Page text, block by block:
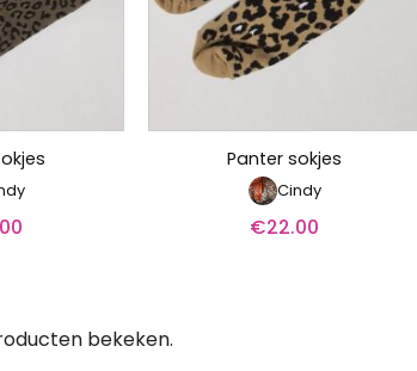
Panter sokjes
Cindy
€22.00
bekeken.